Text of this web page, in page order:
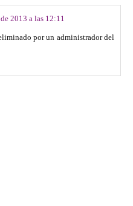
2013 a las 12:11
por un administrador del